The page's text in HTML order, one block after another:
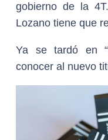
gobierno de la
Lozano tiene que
Ya se tardó en
conocer al nuevo